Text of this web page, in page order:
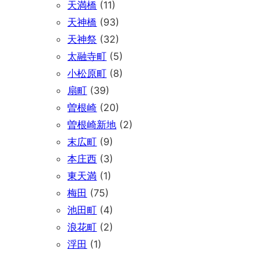
天満橋 (11)
天神橋 (93)
天神祭 (32)
太融寺町 (5)
小松原町 (8)
扇町 (39)
曽根崎 (20)
曽根崎新地 (2)
末広町 (9)
本庄西 (3)
東天満 (1)
梅田 (75)
池田町 (4)
浪花町 (2)
浮田 (1)